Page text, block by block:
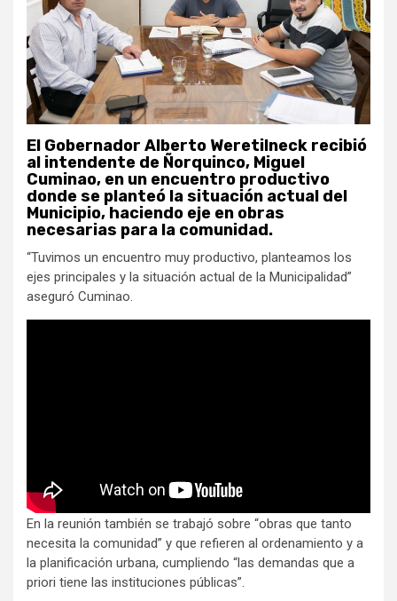
El Gobernador Alberto Weretilneck recibió
al intendente de Ñorquinco, Miguel
Cuminao, en un encuentro productivo
donde se planteó la situación actual del
Municipio, haciendo eje en obras
necesarias para la comunidad.
“Tuvimos un encuentro muy productivo, planteamos los
ejes principales y la situación actual de la Municipalidad”
aseguró Cuminao.
En la reunión también se trabajó sobre “obras que tanto
necesita la comunidad” y que refieren al ordenamiento y a
la planificación urbana, cumpliendo “las demandas que a
priori tiene las instituciones públicas”.